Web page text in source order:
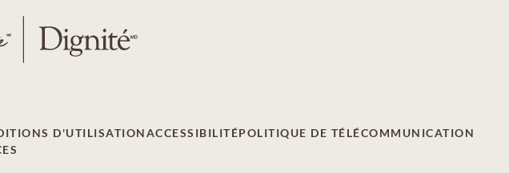
D'UTILISATIONACCESSIBILITÉPOLITIQUE DE TÉLÉCOMMUNICATION